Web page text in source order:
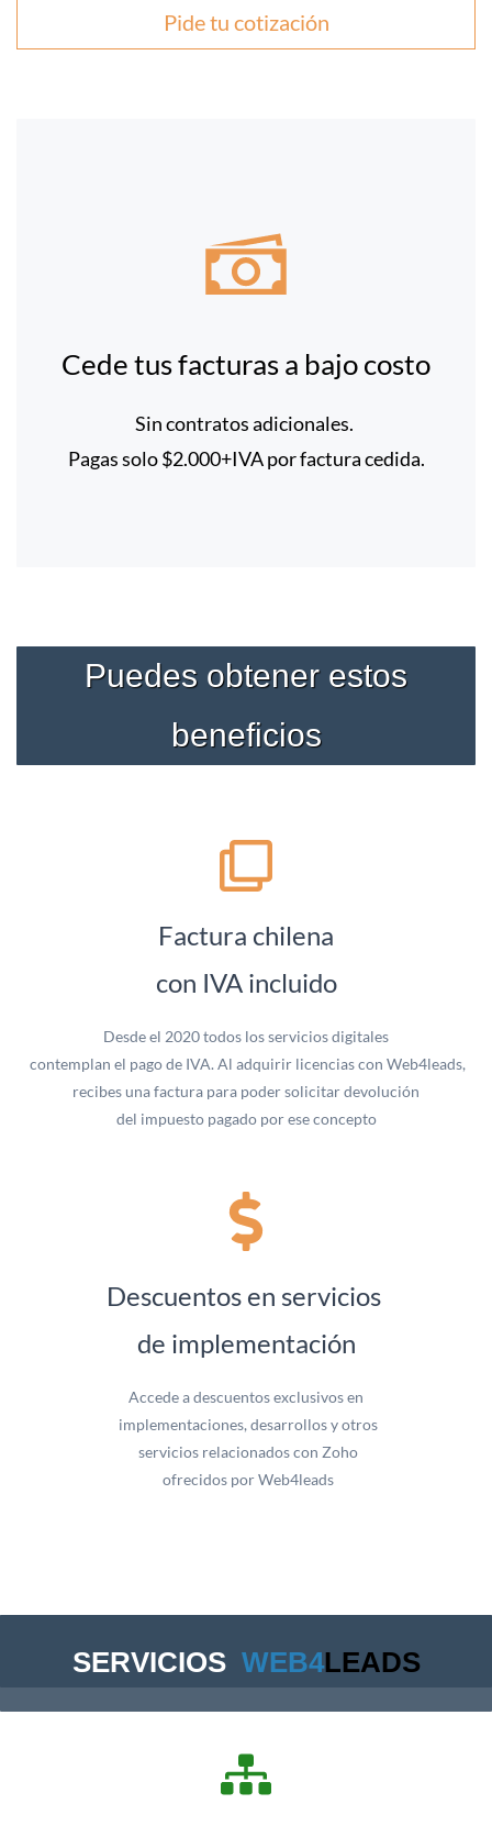
Pide tu cotización
Cede tus facturas a bajo costo
Sin contratos adicionales.
Pagas solo $2.000+IVA porfactura cedida.
Puedes obtener estos
beneficios
Factura chilena
​con IVA incluido
Desde el 2020 todos los servicios digitales
contemplan el pago de IVA. Al adquirir licencias con Web4leads,
recibes una factura para poder solicitar devolución
del impuesto pagado por ese concepto
Descuentos en servicios
​de implementación
Accede a descuentos exclusivos en
implementaciones, desarrollos y otros
servicios relacionados con Zoho
ofrecidos por Web4leads
SERVICIOS WEB4LEADS